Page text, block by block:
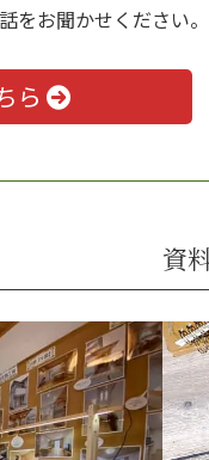
をお聞かせください。
ら
資